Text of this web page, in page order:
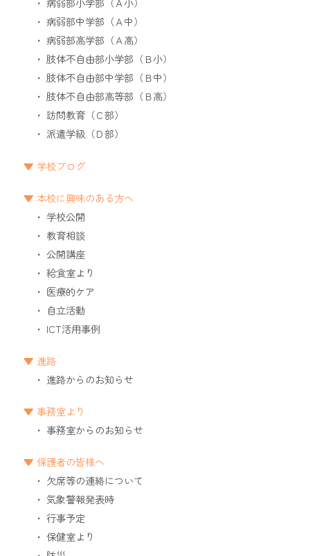
病弱部中学部（Ａ中）
病弱部高学部（Ａ高）
肢体不自由部小学部（Ｂ小）
肢体不自由部中学部（Ｂ中）
肢体不自由部高等部（Ｂ高）
訪問教育（Ｃ部）
派遣学級（Ｄ部）
学校ブログ
本校に興味のある方へ
学校公開
教育相談
公開講座
給食室より
医療的ケア
自立活動
ICT活用事例
進路
進路からのお知らせ
事務室より
事務室からのお知らせ
保護者の皆様へ
欠席等の連絡について
気象警報発表時
行事予定
保健室より